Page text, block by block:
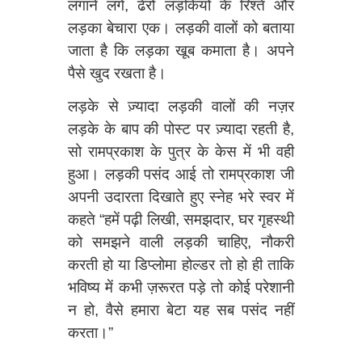
लगाने लगे, ढेरों लड़कियों के रिश्ते और
लड़का बेचारा एक। लड़की वालों को बताया
जाता है कि लड़का खूब कमाता है। अपने
पैसे खुद रखता है।
लड़के से ज़्यादा लड़की वालों की नज़र
लड़के के बाप की पोस्ट पर ज़्यादा रहती है,
सो रामप्रकाश के पुत्र के केस में भी वही
हुआ। लड़की पसंद आई तो रामप्रकाश जी
अपनी उदारता दिखाते हुए स्नेह भरे स्वर में
कहते “हमें पढ़ी लिखी, समझदार, घर गृहस्थी
को समझने वाली लड़की चाहिए, नौकरी
करती हो या डिप्लोमा होल्डर तो हो ही ताकि
भविष्य में कभी ज़रूरत पड़े तो कोई परेशानी
न हो, वैसे हमारा बेटा यह सब पसंद नहीं
करता।”